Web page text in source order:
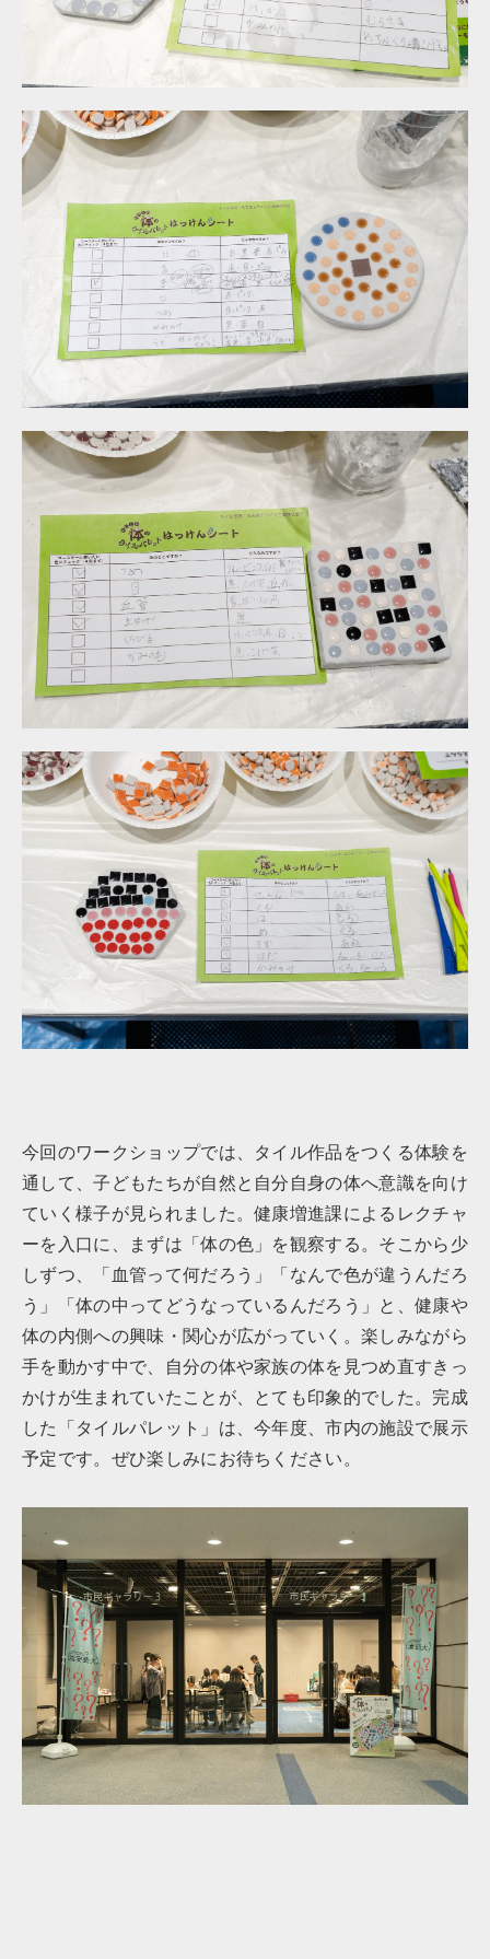
今回のワークショップでは、タイル作品をつくる体験を
通して、子どもたちが自然と自分自身の体へ意識を向け
ていく様子が見られました。健康増進課によるレクチャ
ーを入口に、まずは「体の色」を観察する。そこから少
しずつ、「血管って何だろう」「なんで色が違うんだろ
う」「体の中ってどうなっているんだろう」と、健康や
体の内側への興味・関心が広がっていく。楽しみながら
手を動かす中で、自分の体や家族の体を見つめ直すきっ
かけが生まれていたことが、とても印象的でした。完成
した「タイルパレット」は、今年度、市内の施設で展示
予定です。ぜひ楽しみにお待ちください。